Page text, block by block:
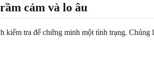
cảm và lo âu
kiểm tra để chứng minh một tình trạng.